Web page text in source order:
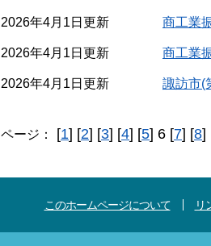
2026年4月1日更新 商工業
2026年4月1日更新 商工業
2026年4月1日更新 諏訪市(
ページ： [1] [2] [3] [4] [5] 6 [7] [8]
このホームページについて リ